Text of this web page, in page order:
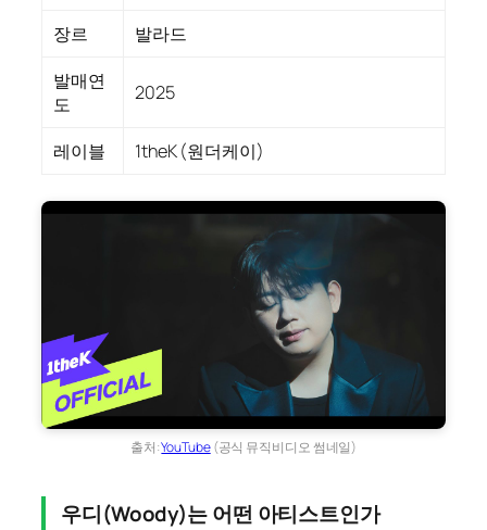
장르
발라드
발매연
도
2025
레이블 1theK (원더케이)
출처:YouTube(공식 뮤직비디오 썸네일)
우디(Woody)는 어떤 아티스트인가